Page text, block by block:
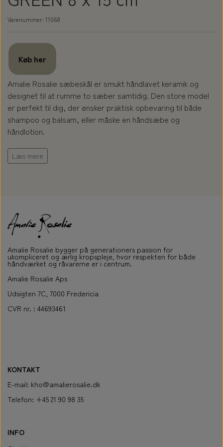
Varenummer: 11068
Køb her
Amalie Rosalie sæbeskål er smukt håndlavet keramik og
designet til at rumme to sæber samtidig. Den store model
er perfekt til dig, der ønsker praktisk opbevaring til både
shampoo og balsam, eller måske en håndsæbe og
håndlotion.
En sæbeskål er ikke kun dekorativ – den er også vigtig for at
forlænge levetiden på dine sæber. Ved at løfte sæberne fra
Den håndlavede keramik giver et elegant og naturligt udtryk,
der passer ind i ethvert badeværelse.
Om produktet:
Produktionen er bæredygtig, idet der anvendes 30 %
genanvendt keramik, og fremstillingen sker ved hjælp af
solenergi og genanvendt vand.
Læs mere
Amalie Rosalie bygger på generationers passion for
ukompliceret og ærlig kropspleje, hvor respekten for både
håndværket og råvarerne er i centrum.
Amalie Rosalie Aps
Udsigten 7C, 7000 Fredericia
CVR nr. : 44693461
KONTAKT
E-mail: kho@amalierosalie.dk
Telefon: +45 21 90 98 35
INFO